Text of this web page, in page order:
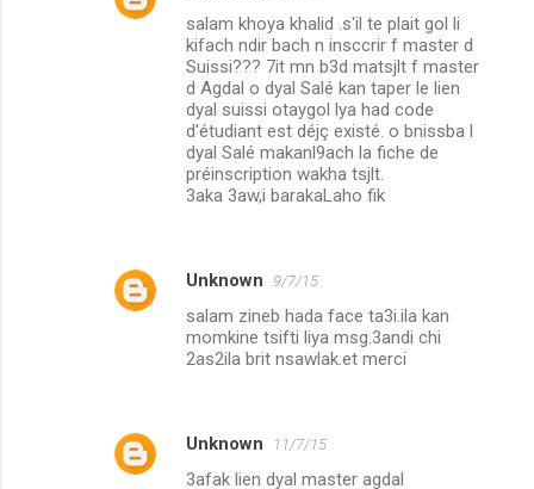
salam khoya khalid .s'il te plait gol li
kifach ndir bach n insccrir f master d
Suissi??? 7it mn b3d matsjlt f master
d Agdal o dyal Salé kan taper le lien
dyal suissi otaygol lya had code
d'étudiant est déjç existé. o bnissba l
dyal Salé makanl9ach la fiche de
préinscription wakha tsjlt.
3aka 3aw,i barakaLaho fik
Unknown 9/7/15
salam zineb hada face ta3i.ila kan
momkine tsifti liya msg.3andi chi
2as2ila brit nsawlak.et merci
Unknown 11/7/15
3afak lien dyal master agdal